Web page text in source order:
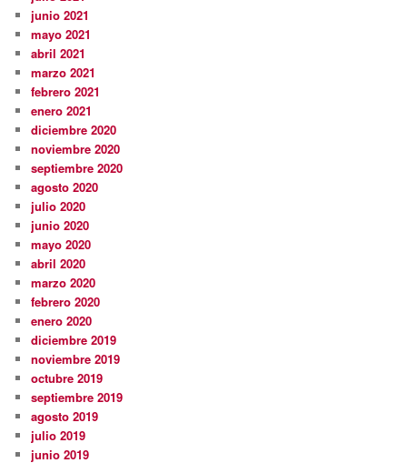
junio 2021
mayo 2021
abril 2021
marzo 2021
febrero 2021
enero 2021
diciembre 2020
noviembre 2020
septiembre 2020
agosto 2020
julio 2020
junio 2020
mayo 2020
abril 2020
marzo 2020
febrero 2020
enero 2020
diciembre 2019
noviembre 2019
octubre 2019
septiembre 2019
agosto 2019
julio 2019
junio 2019